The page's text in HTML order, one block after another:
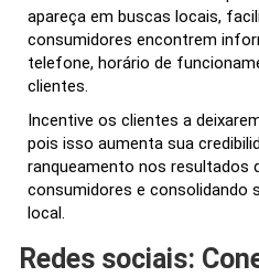
apareça em buscas locais,
consumidores encontrem
telefone, horário de
clientes.
Incentive os clientes a
pois isso aumenta sua
ranqueamento nos resultados
consumidores e consolidando
local.
Redes sociais: